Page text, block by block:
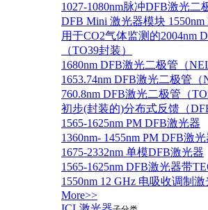
1027-1080nm脉冲DFB激光二
DFB Mini 激光器模块 1550nm
用于CO2气体监测的2004nm
（TO39封装）
1680nm DFB激光二极管（
1653.74nm DFB激光二极管（
760.8nm DFB激光二极管（
初步(封装的)分布式反馈（
1565-1625nm PM DFB激光器
1360nm- 1455nm PM DFB激
1675-2332nm 单模DFB激光器
1565-1625nm DFB激光器带
1550nm 12 GHz 电吸收调制激
More>>